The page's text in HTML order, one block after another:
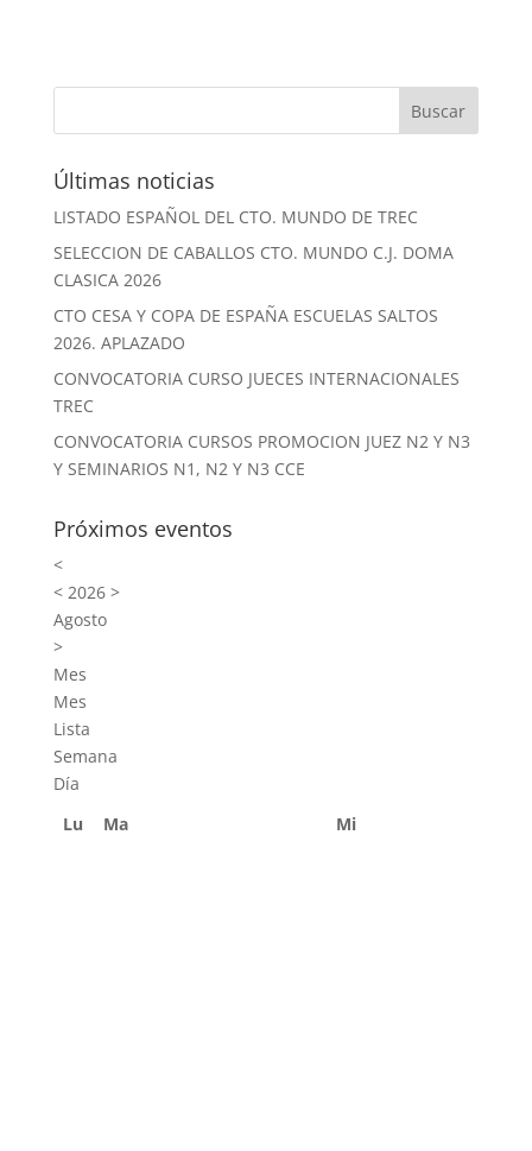
Últimas noticias
LISTADO ESPAÑOL DEL CTO. MUNDO DE TREC
SELECCION DE CABALLOS CTO. MUNDO C.J. DOMA
CLASICA 2026
CTO CESA Y COPA DE ESPAÑA ESCUELAS SALTOS
2026. APLAZADO
CONVOCATORIA CURSO JUECES INTERNACIONALES
TREC
CONVOCATORIA CURSOS PROMOCION JUEZ N2 Y N3
Y SEMINARIOS N1, N2 Y N3 CCE
Próximos eventos
<
<2026 >
Agosto
>
Mes
Mes
Lista
Semana
Día
Lu
Ma Mi